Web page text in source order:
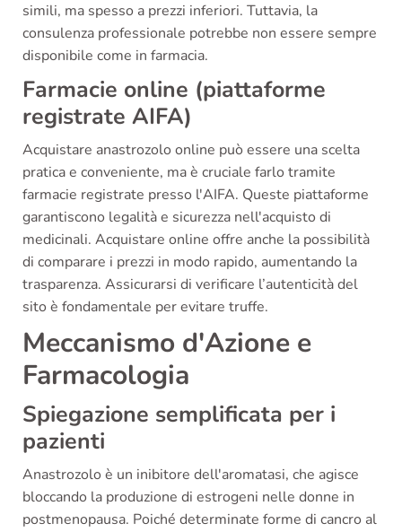
simili, ma spesso a prezzi inferiori. Tuttavia, la
consulenza professionale potrebbe non essere sempre
disponibile come in farmacia.
Farmacie online (piattaforme
registrate AIFA)
Acquistare anastrozolo online può essere una scelta
pratica e conveniente, ma è cruciale farlo tramite
farmacie registrate presso l'AIFA. Queste piattaforme
garantiscono legalità e sicurezza nell'acquisto di
medicinali. Acquistare online offre anche la possibilità
di comparare i prezzi in modo rapido, aumentando la
trasparenza. Assicurarsi di verificare l’autenticità del
sito è fondamentale per evitare truffe.
Meccanismo d'Azione e
Farmacologia
Spiegazione semplificata per i
pazienti
Anastrozolo è un inibitore dell'aromatasi, che agisce
bloccando la produzione di estrogeni nelle donne in
postmenopausa. Poiché determinate forme di cancro al